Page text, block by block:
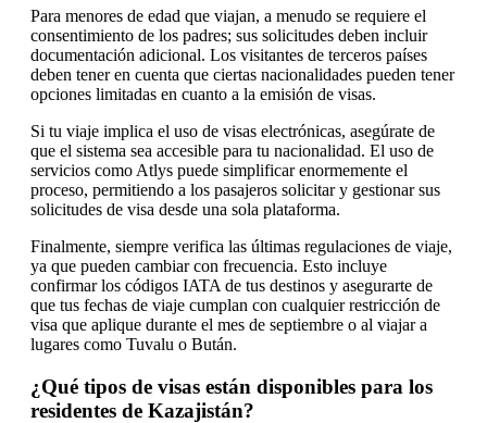
Para menores de edad que viajan, a menudo se requiere el
consentimiento de los padres; sus solicitudes deben incluir
documentación adicional. Los visitantes de terceros países
deben tener en cuenta que ciertas nacionalidades pueden tener
opciones limitadas en cuanto a la emisión de visas.
Si tu viaje implica el uso de visas electrónicas, asegúrate de
que el sistema sea accesible para tu nacionalidad. El uso de
servicios como Atlys puede simplificar enormemente el
proceso, permitiendo a los pasajeros solicitar y gestionar sus
solicitudes de visa desde una sola plataforma.
Finalmente, siempre verifica las últimas regulaciones de viaje,
ya que pueden cambiar con frecuencia. Esto incluye
confirmar los códigos IATA de tus destinos y asegurarte de
que tus fechas de viaje cumplan con cualquier restricción de
visa que aplique durante el mes de septiembre o al viajar a
lugares como Tuvalu o Bután.
¿Qué tipos de visas están disponibles para los
residentes de Kazajistán?